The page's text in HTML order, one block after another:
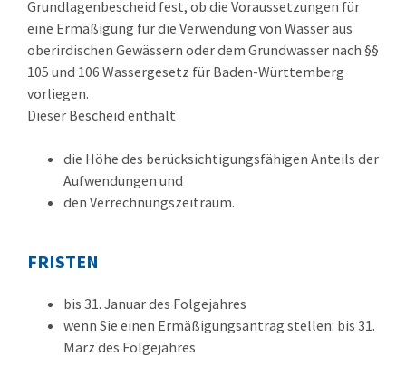
Grundlagenbescheid fest, ob die Voraussetzungen für
eine Ermäßigung für die Verwendung von Wasser aus
oberirdischen Gewässern oder dem Grundwasser nach §§
105 und 106 Wassergesetz für Baden-Württemberg
vorliegen.
Dieser Bescheid enthält
die Höhe des berücksichtigungsfähigen Anteils der
Aufwendungen und
den Verrechnungszeitraum.
FRISTEN
bis 31. Januar des Folgejahres
wenn Sie einen Ermäßigungsantrag stellen: bis 31.
März des Folgejahres